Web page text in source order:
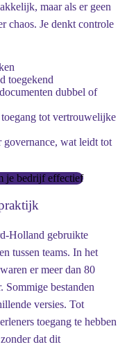
maar als er geen
chaos. Je denkt controle
toegekend
dubbel of
tot vertrouwelijke
governance, wat leidt tot
je bedrijf effectief
Holland gebruikte
tussen teams. In het
er meer dan 80
Sommige bestanden
versies. Tot
toegang te hebben
dat dit